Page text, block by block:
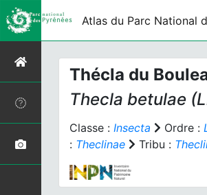
Atlas du Parc National
Thécla du
Thecla betulae
Classe : Insecta Ordre :
: Theclinae Tribu :